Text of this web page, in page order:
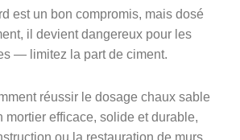
est un bon compromis, mais dosé
il devient dangereux pour les
— limitez la part de ciment.